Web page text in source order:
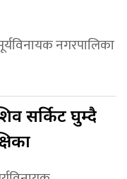
नगरपालिका
सर्किट घुम्दै